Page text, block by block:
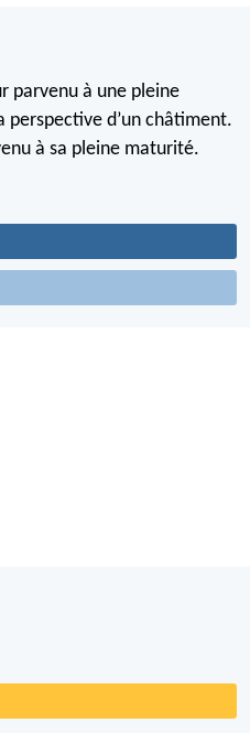
parvenu à une pleine
d’un châtiment.
à sa pleine maturité.